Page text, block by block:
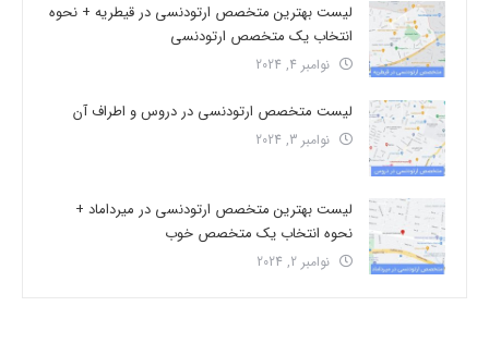
لیست بهترین متخصص ارتودنسی در قیطریه + نحوه
انتخاب یک متخصص ارتودنسی
نوامبر 4, 2024
لیست متخصص ارتودنسی در دروس و اطراف آن
نوامبر 3, 2024
لیست بهترین متخصص ارتودنسی در میرداماد +
نحوه انتخاب یک متخصص خوب
نوامبر 2, 2024